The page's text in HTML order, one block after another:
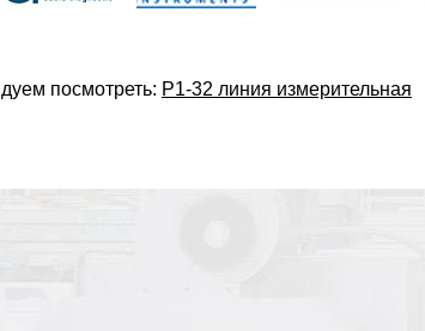
посмотреть: Р1-32 линия измерительная